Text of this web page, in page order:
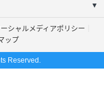
▼
シャルメディアポリシー
ップ
Reserved.